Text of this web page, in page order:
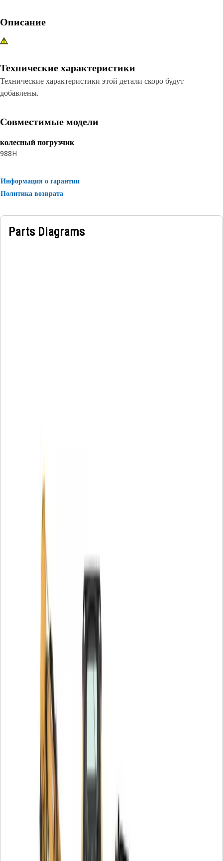
Описание
Технические характеристики
Технические характеристики этой детали скоро будут
добавлены.
Совместимые модели
колесный погрузчик
988H
Информация о гарантии
Политика возврата
Parts Diagrams